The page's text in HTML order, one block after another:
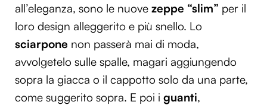
all’eleganza, sono le nuove zeppe “slim” per il
loro design alleggerito e più snello. Lo
sciarpone non passerà mai di moda,
avvolgetelo sulle spalle, magari aggiungendo
sopra la giacca o il cappotto solo da una parte,
come suggerito sopra. E poi i guanti,